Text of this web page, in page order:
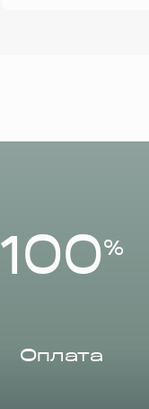
100%
Оплата